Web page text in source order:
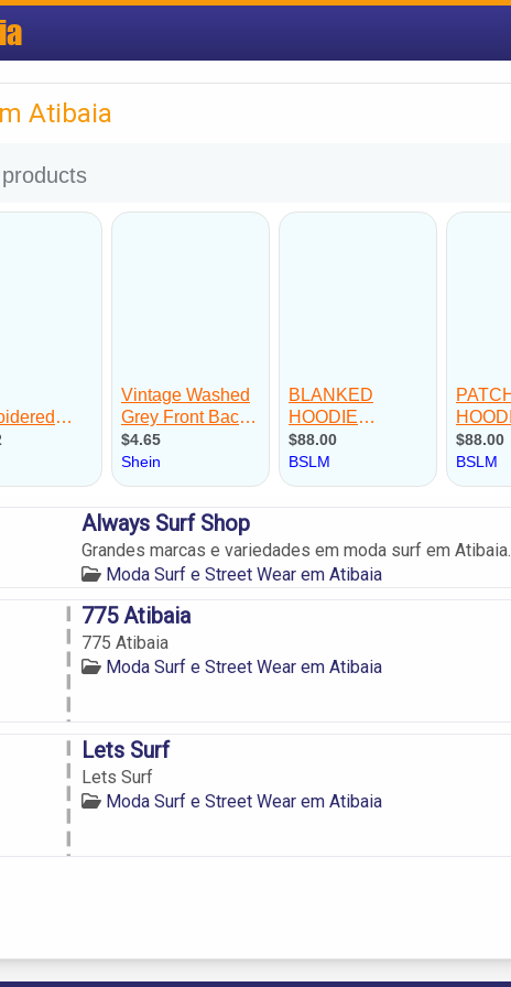
Atibaia
Always Surf Shop
Grandes marcas e variedades em moda surf em Atibaia.
Moda Surf e Street Wear em Atibaia
775 Atibaia
775 Atibaia
Moda Surf e Street Wear em Atibaia
Lets Surf
Lets Surf
Moda Surf e Street Wear em Atibaia